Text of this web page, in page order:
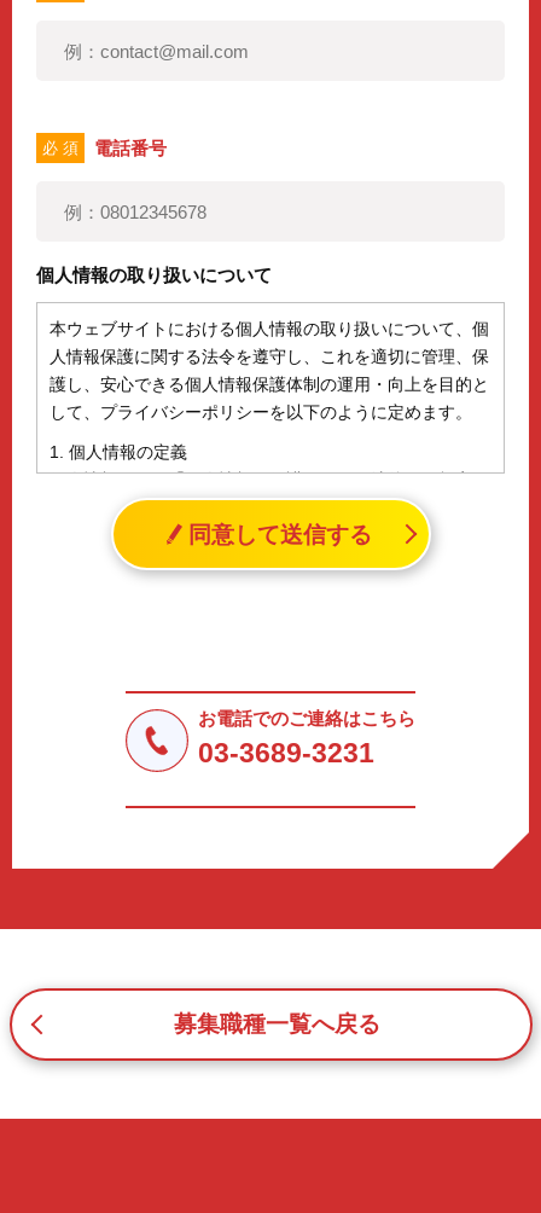
必 須 電話番号
個人情報の取り扱いについて
本ウェブサイトにおける個人情報の取り扱いについて、個
人情報保護に関する法令を遵守し、これを適切に管理、保
護し、安心できる個人情報保護体制の運用・向上を目的と
して、プライバシーポリシーを以下のように定めます。
1. 個人情報の定義
個人情報とは、「個人情報の保護に関する法律」に規定さ
れる生存する個人に関する情報であって、氏名、生年月日
その他の記述等により特定の個人を識別することができる
情報（個人識別情報）を指します。
a.応募者等からのお問い合わせに対応・管理するため
b.本ウェブサイトにおけるサービスの提供・運用のため
3. プライバシー尊重
4. 法令等の遵守
応募者等の個人情報の取得、利用その他一切の取り扱いに
令、及び本プライバシーポリシーを遵守します。
同意して送信する
お電話でのご連絡はこちら
03-3689-3231
募集職種一覧へ戻る